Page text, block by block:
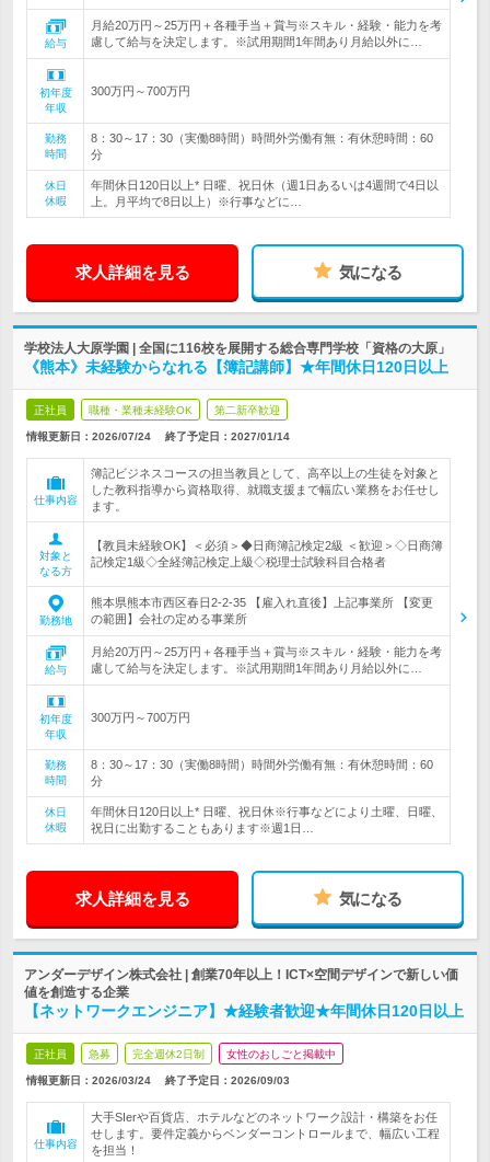
給与
月給20万円～25万円＋各種手当＋賞与※スキル・経験・能力を考
慮して給与を決定します。※試用期間1年間あり月給以外に…
初年度
年収
300万円～700万円
勤務
時間
8：30～17：30（実働8時間）時間外労働有無：有休憩時間：60
分
休日
休暇
年間休日120日以上* 日曜、祝日休（週1日あるいは4週間で4日以
上。月平均で8日以上）※行事などに…
求人詳細を見る 気になる
学校法人大原学園 | 全国に116校を展開する総合専門学校「資格の大原」
《熊本》未経験からなれる【簿記講師】★年間休日120日以上
正社員 職種・業種未経験OK 第二新卒歓迎
情報更新日：2026/07/24 終了予定日： 2027/01/14
仕事内容
簿記ビジネスコースの担当教員として、高卒以上の生徒を対象と
した教科指導から資格取得、就職支援まで幅広い業務をお任せし
ます。
対象と
なる方
【教員未経験OK】＜必須＞◆日商簿記検定2級 ＜歓迎＞◇日商簿
記検定1級◇全経簿記検定上級◇税理士試験科目合格者
勤務地
熊本県熊本市西区春日2-2-35 【雇入れ直後】上記事業所 【変更
の範囲】会社の定める事業所
給与
月給20万円～25万円＋各種手当＋賞与※スキル・経験・能力を考
慮して給与を決定します。※試用期間1年間あり月給以外に…
初年度
年収
300万円～700万円
勤務
時間
8：30～17：30（実働8時間）時間外労働有無：有休憩時間：60
分
休日
休暇
年間休日120日以上* 日曜、祝日休※行事などにより土曜、日曜、
祝日に出勤することもあります※週1日…
求人詳細を見る 気になる
アンダーデザイン株式会社 | 創業70年以上！ICT×空間デザインで新しい価
値を創造する企業
【ネットワークエンジニア】★経験者歓迎★年間休日120日以上
正社員 急募 完全週休2日制 女性のおしごと掲載中
情報更新日：2026/03/24 終了予定日： 2026/09/03
仕事内容
大手SIerや百貨店、ホテルなどのネットワーク設計・構築をお任
せします。要件定義からベンダーコントロールまで、幅広い工程
を担当！